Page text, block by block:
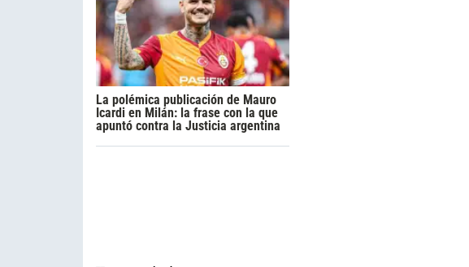
La polémica publicación de Mauro
Icardi en Milán: la frase con la que
apuntó contra la Justicia argentina